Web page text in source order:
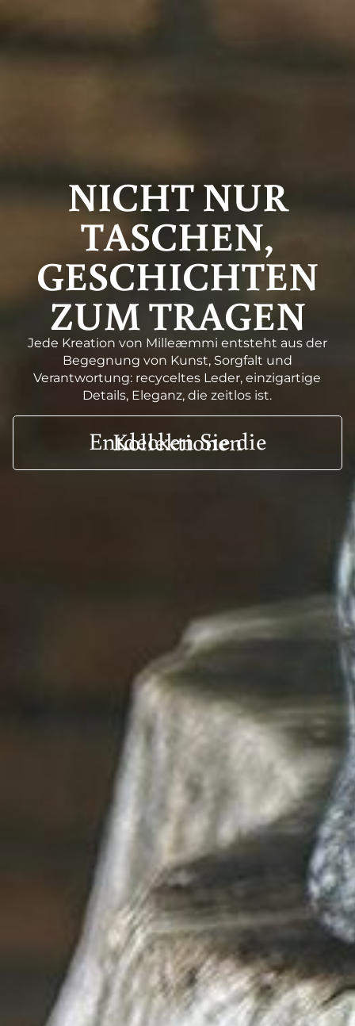
NICHT NUR
TASCHEN,
GESCHICHTEN
ZUM TRAGEN
Jede Kreation von Milleæmmi entsteht aus der
Begegnung von Kunst, Sorgfalt und
Verantwortung: recyceltes Leder, einzigartige
Details, Eleganz, die zeitlos ist.
Entdecken Sie die Kollektionen